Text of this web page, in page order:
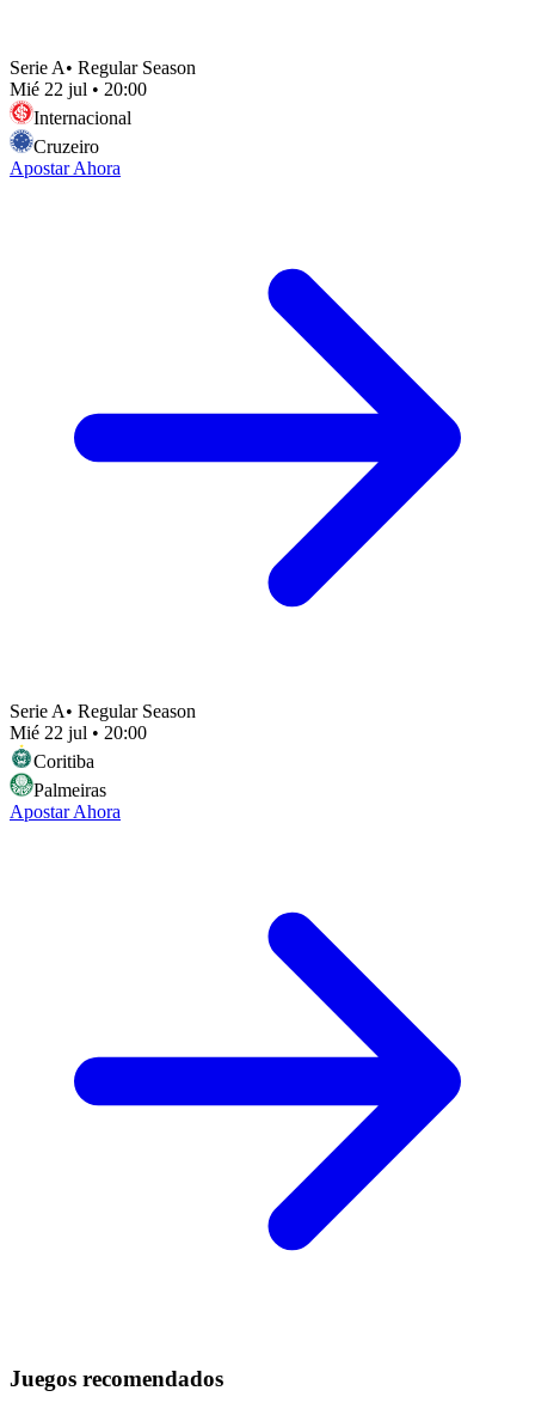
Serie A• Regular Season
Mié 22 jul • 20:00
Internacional
Cruzeiro
Apostar Ahora
Serie A• Regular Season
Mié 22 jul • 20:00
Coritiba
Palmeiras
Apostar Ahora
Juegos recomendados